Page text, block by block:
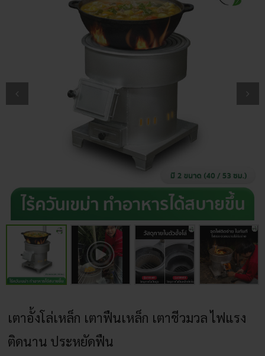
เตาอั้งโล่เหล็ก เตาฟืนเหล็ก เตาชีวมวล ไฟแรง
ติดนาน ประหยัดฟืน